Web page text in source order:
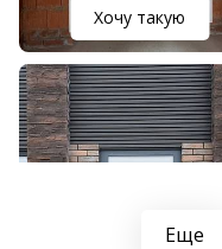
Хочу такую
Еще